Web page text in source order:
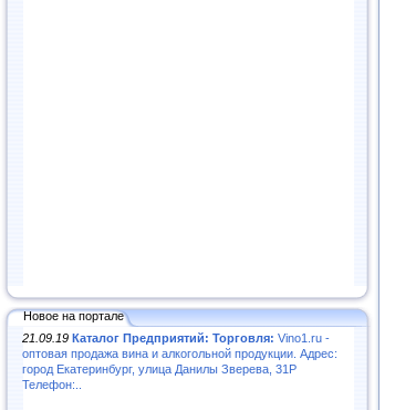
Новое на портале
21.09.19 Каталог Предприятий: Торговля: Vino1.ru -
оптовая продажа вина и алкогольной продукции. Адрес:
город Екатеринбург, улица Данилы Зверева, 31Р
Телефон:..